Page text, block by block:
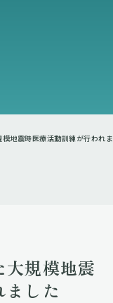
地震時医療活動訓練が行われま
規模地震
した